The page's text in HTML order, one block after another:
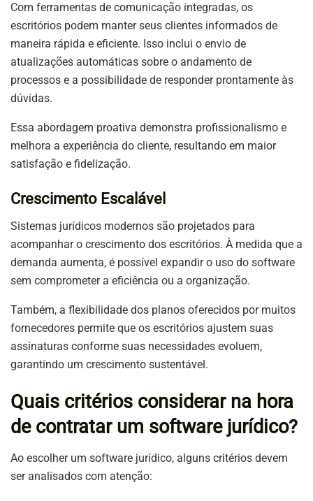
Com ferramentas de comunicação integradas, os
escritórios podem manter seus clientes informados de
maneira rápida e eficiente. Isso inclui o envio de
atualizações automáticas sobre o andamento de
processos e a possibilidade de responder prontamente às
dúvidas.
Essa abordagem proativa demonstra profissionalismo e
melhora a experiência do cliente, resultando em maior
satisfação e fidelização.
Crescimento Escalável
Sistemas jurídicos modernos são projetados para
acompanhar o crescimento dos escritórios. À medida que a
demanda aumenta, é possível expandir o uso do software
sem comprometer a eficiência ou a organização.
Também, a flexibilidade dos planos oferecidos por muitos
fornecedores permite que os escritórios ajustem suas
assinaturas conforme suas necessidades evoluem,
garantindo um crescimento sustentável.
Quais critérios considerar na hora
de contratar um software jurídico?
Ao escolher um software jurídico, alguns critérios devem
ser analisados com atenção: